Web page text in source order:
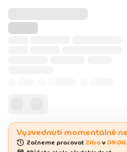
Vyzvednutí momentálně
Začneme pracovat Zítra v 09:00.